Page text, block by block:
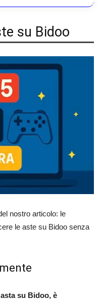
su Bidoo
nostro articolo: le
le aste su Bidoo senza
su Bidoo, è